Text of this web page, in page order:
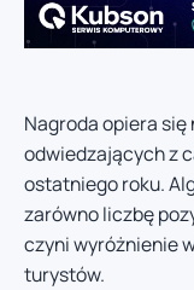
Nagroda opiera
odwiedzających z
ostatniego roku.
zarówno liczbę
czyni wyróżnienie
turystów.